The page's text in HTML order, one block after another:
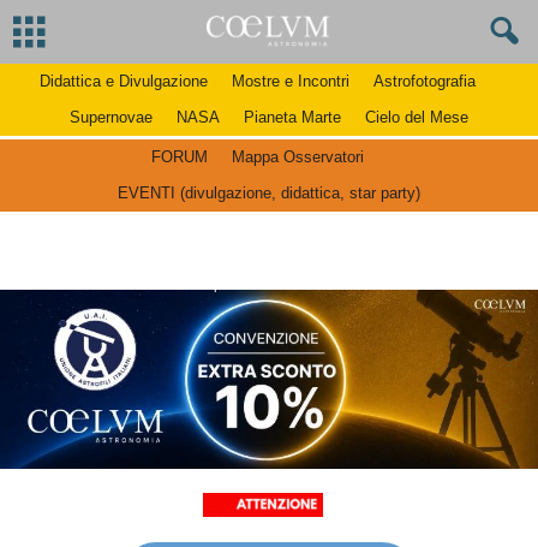
Didattica e Divulgazione Mostre e Incontri
Astrofotografia
Supernovae
NASA Pianeta Marte Cielo del Mese
FORUM
Mappa Osservatori
EVENTI (divulgazione, didattica, star party)